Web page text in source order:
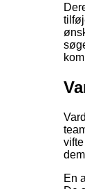
En